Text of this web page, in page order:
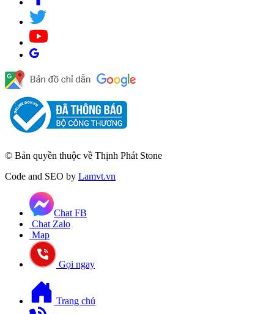
© Bản quyền thuộc về Thịnh Phát Stone
Code and SEO by Lamvt.vn
Chat FB
Chat Zalo
Map
Gọi ngay
Trang chủ